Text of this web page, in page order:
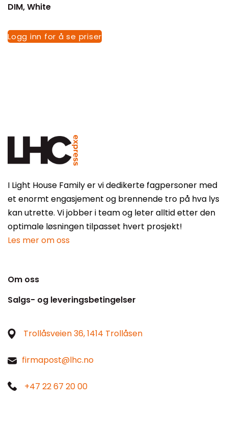
Tøm filter
DIM, White
Logg inn for å se priser
I Light House Family er vi dedikerte fagpersoner med
et enormt engasjement og brennende tro på hva lys
kan utrette. Vi jobber i team og leter alltid etter den
optimale løsningen tilpasset hvert prosjekt!
Les mer om oss
Om oss
Salgs- og leveringsbetingelser
Trollåsveien 36, 1414 Trollåsen
firmapost@lhc.no
+47 22 67 20 00